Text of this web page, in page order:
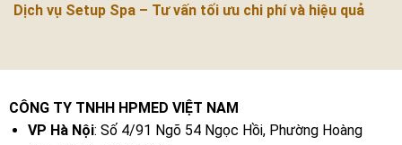
Dịch vụ Setup Spa – Tư vấn tối ưu chi phí và hiệu quả
CÔNG TY TNHH HPMED VIỆT NAM
VP Hà Nội: Số 4/91 Ngõ 54 Ngọc Hồi, Phường Hoàng